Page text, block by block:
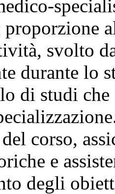
svolto
durante lo
di studi che
corso,
e
degli